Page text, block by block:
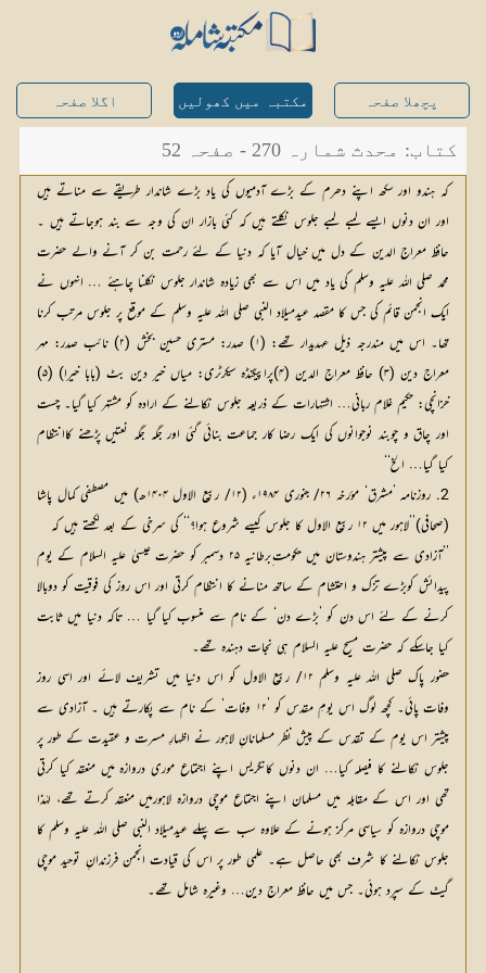
پچھلا صفحہ مکتبہ میں کھولیں اگلا صفحہ
کتاب: محدث شمارہ 270 - صفحہ 52
کہ ہندو اور سکھ اپنے دھرم کے بڑے آدمیوں کی یاد بڑے شاندار طریقے سے مناتے ہیں
اور ان دنوں ایسے لمبے لمبے جلوس نکلتے ہیں کہ کئی بازار ان کی وجہ سے بند ہوجاتے ہیں ۔
حافظ معراج الدین کے دل میں خیال آیا کہ دنیا کے لئے رحمت بن کر آنے والے حضرت
محمد صلی اللہ علیہ وسلم کی یاد میں اس سے بھی زیادہ شاندار جلوس نکلنا چاہئے … انہوں نے
ایک انجمن قائم کی جس کا مقصد عیدمیلاد النبی صلی اللہ علیہ وسلم کے موقع پر جلوس مرتب کرنا
تھا۔ اس میں مندرجہ ذیل عہدیدار تھے: (۱) صدر: مستری حسین بخش (۲) نائب صدر: مہر
معراج دین (۳) حافظ معراج الدین (۴)پراپیگنڈہ سیکرٹری: میاں خیر دین بٹ (بابا خیرا) (۵)
خزانچی: حکیم غلام ربانی… اشتہارات کے ذریعہ جلوس نکالنے کے ارادہ کو مشتہر کیا گیا۔ چست
اور چاق و چوبند نوجوانوں کی ایک رضا کار جماعت بنائی گئی اور جگہ جگہ نعتیں پڑھنے کاانتظام
کیا گیا… الخ‘‘
2. روزنامہ ’مشرق‘ مؤرخہ ۲۶/ جنوری ۱۹۸۴ء (۱۲/ ربیع الاول ۱۴۰۴ھ) میں مصطفی کمال پاشا
(صحافی)’’لاہور میں ۱۲ ربیع الاول کا جلوس کیسے شروع ہوا؟‘‘ کی سرخی کے بعد لکھتے ہیں کہ
’’آزادی سے پیشتر ہندوستان میں حکومت ِبرطانیہ ۲۵ دسمبر کو حضرت عیسیٰ علیہ السلام کے یوم
پیدائش کوبڑے تزک و احتشام کے ساتھ منانے کا انتظام کرتی اور اس روز کی فوقیت کو دوبالا
کرنے کے لئے اس دن کو ’بڑے دن‘ کے نام سے منسوب کیا گیا … تاکہ دنیا میں ثابت
کیا جاسکے کہ حضرت مسیح علیہ السلام ہی نجات دہندہ تھے۔
حضور پاک صلی اللہ علیہ وسلم ۱۲/ ربیع الاول کو اس دنیا میں تشریف لائے اور اسی روز
وفات پائی۔ کچھ لوگ اس یومِ مقدس کو ’۱۲ وفات‘ کے نام سے پکارتے ہیں ۔ آزادی سے
پیشتر اس یوم کے تقدس کے پیش نظر مسلمانانِ لاہور نے اظہارِ مسرت و عقیدت کے طور پر
جلوس نکالنے کا فیصلہ کیا… ان دنوں کانگریس اپنے اجتماع موری دروازہ میں منعقد کیا کرتی
تھی اور اس کے مقابلہ میں مسلمان اپنے اجتماع موچی دروازہ لاہورمیں منعقد کرتے تھے، لہٰذا
موچی دروازہ کو سیاسی مرکز ہونے کے علاوہ سب سے پہلے عیدمیلاد النبی صلی اللہ علیہ وسلم کا
جلوس نکالنے کا شرف بھی حاصل ہے۔ علمی طور پر اس کی قیادت انجمن فرزندانِ توحید موچی
گیٹ کے سپرد ہوئی۔ جس میں حافظ معراج دین… وغیرہ شامل تھے۔